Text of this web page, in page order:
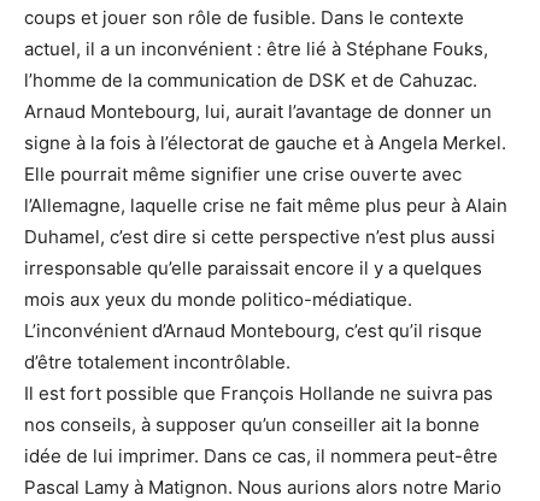
coups et jouer son rôle de fusible. Dans le contexte
actuel, il a un inconvénient : être lié à Stéphane Fouks,
l’homme de la communication de DSK et de Cahuzac.
Arnaud Montebourg, lui, aurait l’avantage de donner un
signe à la fois à l’électorat de gauche et à Angela Merkel.
Elle pourrait même signifier une crise ouverte avec
l’Allemagne, laquelle crise ne fait même plus peur à Alain
Duhamel, c’est dire si cette perspective n’est plus aussi
irresponsable qu’elle paraissait encore il y a quelques
mois aux yeux du monde politico-médiatique.
L’inconvénient d’Arnaud Montebourg, c’est qu’il risque
d’être totalement incontrôlable.
Il est fort possible que François Hollande ne suivra pas
nos conseils, à supposer qu’un conseiller ait la bonne
idée de lui imprimer. Dans ce cas, il nommera peut-être
Pascal Lamy à Matignon. Nous aurions alors notre Mario